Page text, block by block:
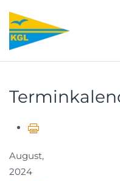
Zum Hauptinhalt
August,
2024